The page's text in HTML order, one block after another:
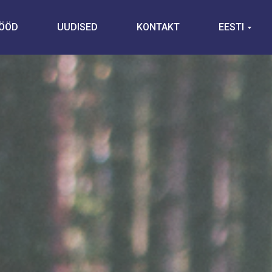
UUDISED KONTAKT EESTI